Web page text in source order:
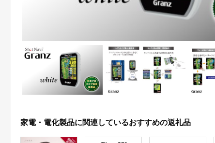
家電・電化製品に関連しているおすすめの返礼品